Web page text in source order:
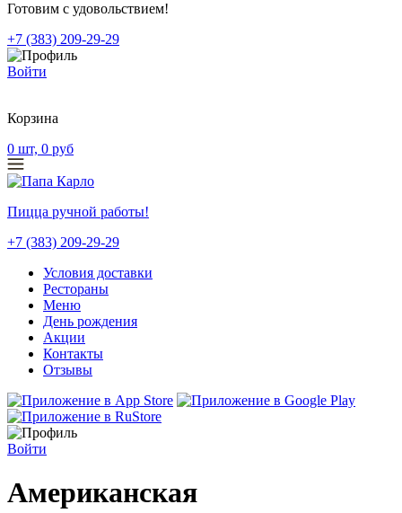
Готовим с удовольствием!
+7 (383) 209-29-29
Войти
Корзина
0 шт, 0 руб
Пицца ручной работы!
+7 (383) 209-29-29
Условия доставки
Рестораны
Меню
День рождения
Акции
Контакты
Отзывы
Войти
Американская